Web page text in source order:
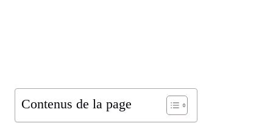
Contenus de la page